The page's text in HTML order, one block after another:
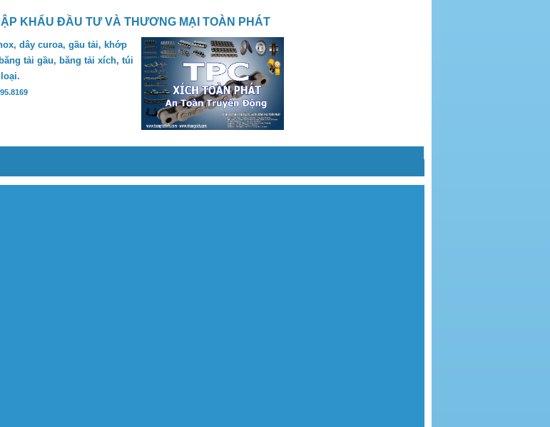
KHẨU ĐẦU TƯ VÀ THƯƠNG MẠI TOÀN PHÁT
dây curoa, gầu tải, khớp
tải gầu, băng tải xích, túi